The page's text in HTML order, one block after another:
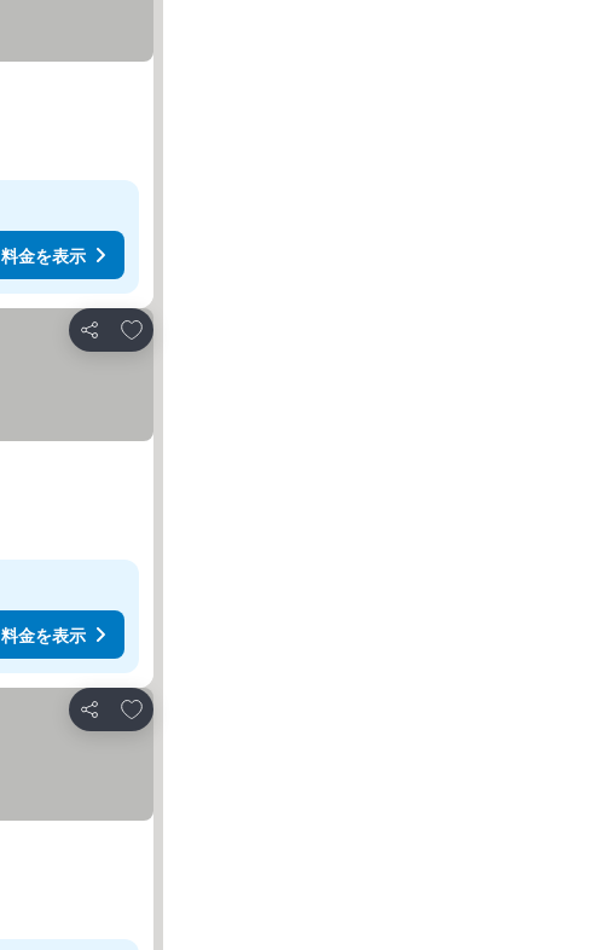
料金を表示
シェア
お気に入りに追加
料金を表示
シェア
お気に入りに追加